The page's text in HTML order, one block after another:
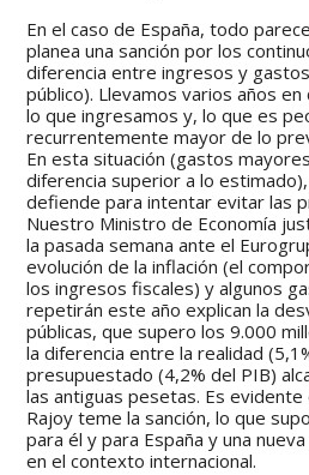
En el caso de España, todo
planea una sanción por los
diferencia entre ingresos y
público). Llevamos varios años
lo que ingresamos y, lo que es
recurrentemente mayor de lo
En esta situación (gastos
diferencia superior a lo
defiende para intentar evitar las
Nuestro Ministro de Economía
la pasada semana ante el
evolución de la inflación (el
los ingresos fiscales) y algunos
repetirán este año explican la
públicas, que supero los 9.000
la diferencia entre la realidad
presupuestado (4,2% del PIB)
las antiguas pesetas. Es
Rajoy teme la sanción, lo que
para él y para España y una
en el contexto internacional.